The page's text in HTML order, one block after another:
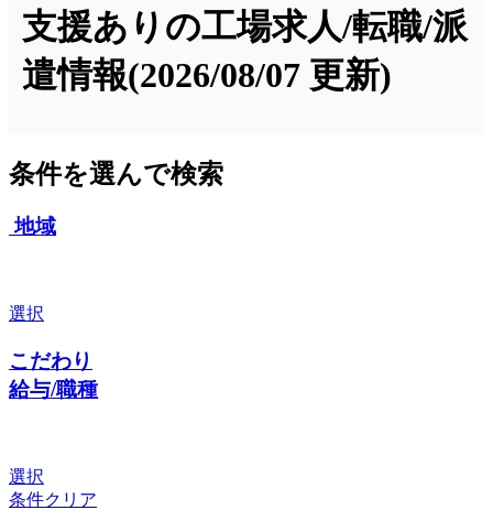
支援ありの工場求人/転職/派
遣情報(2026/08/07 更新)
条件を選んで検索
地域
選択
こだわり
給与/職種
選択
条件クリア